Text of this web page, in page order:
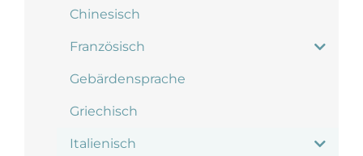
Chinesisch
Französisch
Gebärdensprache
Griechisch
Italienisch